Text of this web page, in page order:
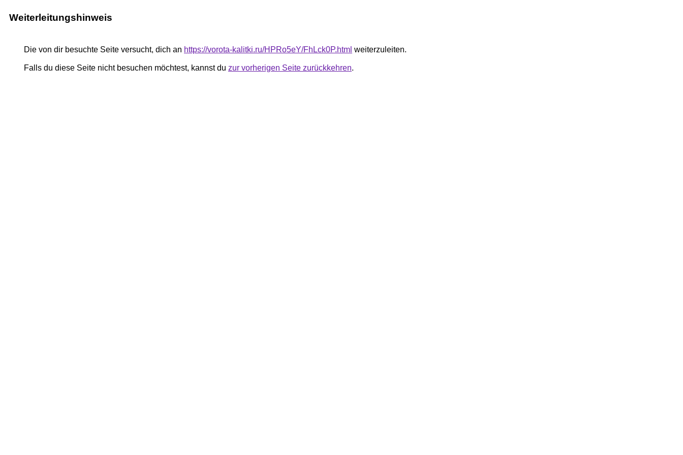
Weiterleitungshinweis
Die von dir besuchte Seite versucht, dich an https://vorota-kalitki.ru/HPRo5eY/FhLck0P.html weiterzuleiten.
Falls du diese Seite nicht besuchen möchtest, kannst du zur vorherigen Seite zurückkehren.